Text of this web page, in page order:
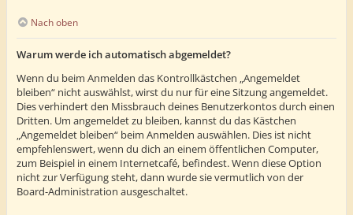
Nach oben
Warum werde ich automatisch abgemeldet?
Wenn du beim Anmelden das Kontrollkästchen „Angemeldet
bleiben“ nicht auswählst, wirst du nur für eine Sitzung angemeldet.
Dies verhindert den Missbrauch deines Benutzerkontos durch einen
Dritten. Um angemeldet zu bleiben, kannst du das Kästchen
„Angemeldet bleiben“ beim Anmelden auswählen. Dies ist nicht
empfehlenswert, wenn du dich an einem öffentlichen Computer,
zum Beispiel in einem Internetcafé, befindest. Wenn diese Option
nicht zur Verfügung steht, dann wurde sie vermutlich von der
Board-Administration ausgeschaltet.